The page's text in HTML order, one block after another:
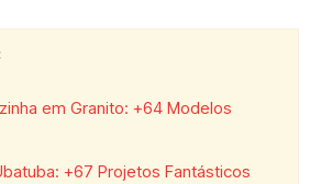
em Granito: +64 Modelos
+67 Projetos Fantásticos